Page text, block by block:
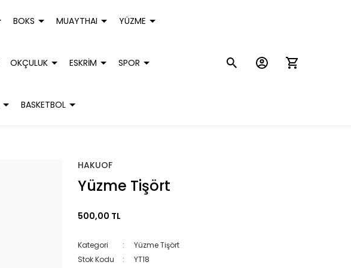
BOKS MUAYTHAI YÜZME
OKÇULUK ESKRİM SPOR
BASKETBOL
HAKUOF
Yüzme Tişört
500,00 TL
Kategori
Yüzme Tişört
Stok Kodu
YT18